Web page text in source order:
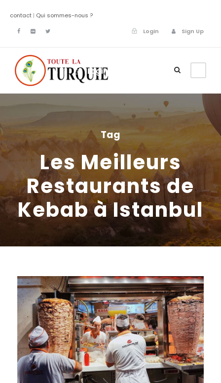
contact | Qui sommes-nous ?
Login
Sign Up
Login
Tag
Les Meilleurs
Restaurants de
Kebab à Istanbul